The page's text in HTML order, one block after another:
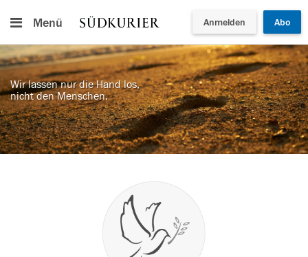
Menü Anmelden Abo
Wir lassen nur die Hand los,
nicht den Menschen.